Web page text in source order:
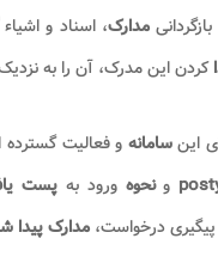
بازگردانیمدارک، اسناد و اشیاء
کردن این مدرک، آن را به
اینسامانه و فعالیت گسترده
ونحوهورود به پست
درخواست، مدارک